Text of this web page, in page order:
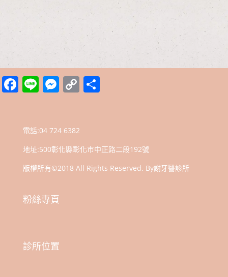
Facebook
LineMessenger
Copy
電話:04 724 6382
地址:500彰化縣彰化市中正路二段192號
版權所有©2018 All Rights Reserved. By謝牙醫診所
粉絲專頁
診所位置